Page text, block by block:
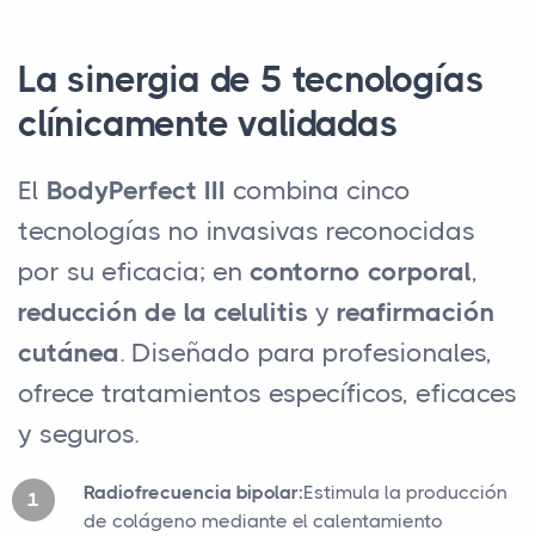
La sinergia de 5 tecnologías
clínicamente validadas
El BodyPerfect III combina cinco
tecnologías no invasivas reconocidas
por su eficacia; en contorno corporal,
reducción de la celulitis y reafirmación
cutánea. Diseñado para profesionales,
ofrece tratamientos específicos, eficaces
y seguros.
Radiofrecuencia bipolar:Estimula la producción
de colágeno mediante el calentamiento